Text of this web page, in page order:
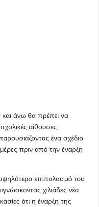
και άνω θα πρέπει να
αίθουσες,
ένα σχέδιο
πριν από την έναρξη
επιπολασμό του
χιλιάδες νέα
ότι η έναρξη της